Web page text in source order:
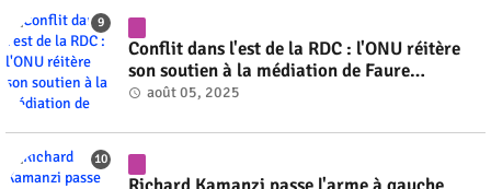
Conflit dans l'est de la RDC : l'ONU réitère
son soutien à la médiation de Faure
Gnassingbé #rwanda #RwOT
août 05, 2025